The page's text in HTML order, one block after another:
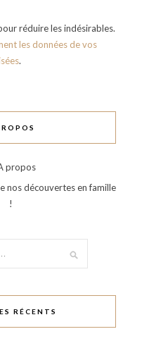
réduire les indésirables.
les données de vos
.
nos découvertes en famille
!
RÉCENTS